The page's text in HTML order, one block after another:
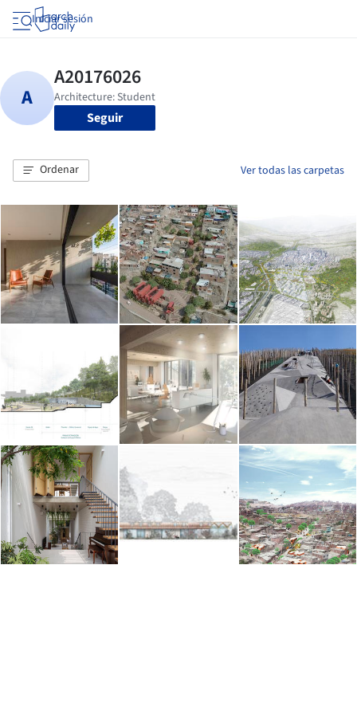
Iniciar sesión
Seguir
Ordenar Ver todas las carpetas